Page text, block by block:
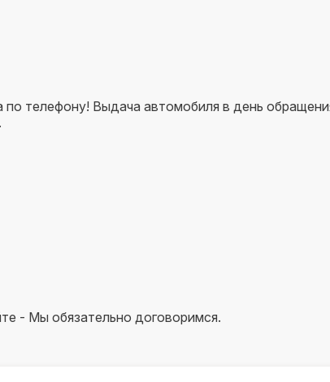
телефону! Выдача автомобиля в день
- Мы обязательно договоримся.